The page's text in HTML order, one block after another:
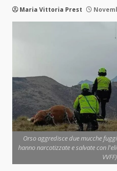
Maria Vittoria Prest
Orso aggredisce due mucche
hanno narcotizzate e salvate con
VVFF)